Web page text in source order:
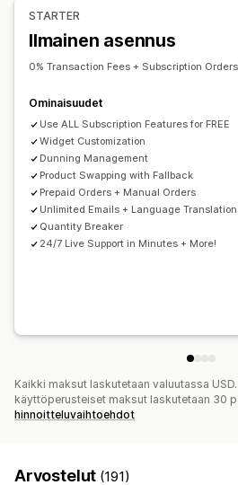
Toistuvat maksut
Porrastettu hinnoittelu
Dynaaminen hinnoittelu
Ilmainen toimitus
Kassa-alennukset Lahjat
Tuotepaketit
Lisämyyntialennukset
Mukautetut alennukset
Alennusten hallinnointi
Mallit
Tuonti ja vienti Kampanjat
Tunnisteet Raportointi Analytiikka
STARTER
Ilmainen asennus
0% Transaction Fees + Subscription
Ominaisuudet
Use ALL Subscription Features for FREE
Widget Customization
Dunning Management
Product Swapping with Fallback
Prepaid Orders + Manual Orders
Unlimited Emails + Language
Quantity Breaker
24/7 Live Support in Minutes + More!
Kaikki maksut laskutetaan valuutassa
käyttöperusteiset maksut laskutetaan 30
hinnoitteluvaihtoehdot
Arvostelut (191)